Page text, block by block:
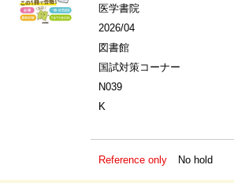
医学書院
2026/04
図書館
国試対策コーナー
N039
K
Reference only No hold